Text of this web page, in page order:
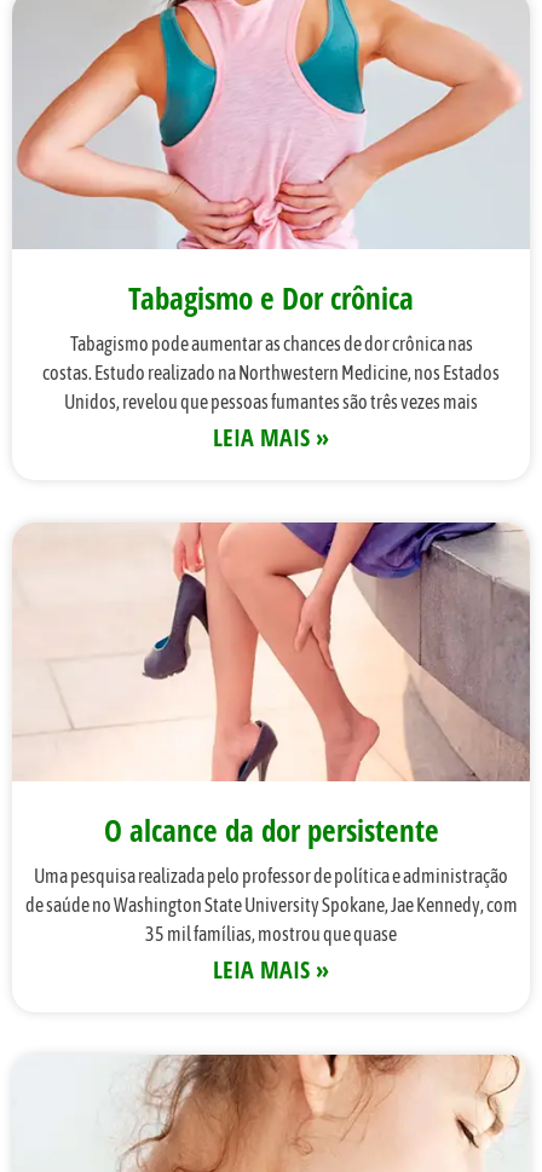
Tabagismo e Dor crônica
Tabagismo pode aumentar as chances de dor crônica nas
costas. Estudo realizado na Northwestern Medicine, nos Estados
Unidos, revelou que pessoas fumantes são três vezes mais
LEIA MAIS »
O alcance da dor persistente
Uma pesquisa realizada pelo professor de política e administração
de saúde no Washington State University Spokane, Jae Kennedy, com
35 mil famílias, mostrou que quase
LEIA MAIS »